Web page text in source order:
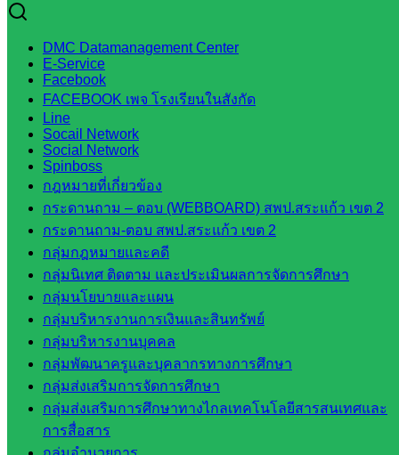
DMC Datamanagement Center
E-Service
Facebook
FACEBOOK เพจ โรงเรียนในสังกัด
Line
Socail Network
Social Network
Spinboss
กฎหมายที่เกี่ยวข้อง
กระดานถาม – ตอบ (WEBBOARD) สพป.สระแก้ว เขต 2
กระดานถาม-ตอบ สพป.สระแก้ว เขต 2
กลุ่มกฎหมายและคดี
กลุ่มนิเทศ ติดตาม และประเมินผลการจัดการศึกษา
กลุ่มนโยบายและแผน
กลุ่มบริหารงานการเงินและสินทรัพย์
กลุ่มบริหารงานบุคคล
กลุ่มพัฒนาครูและบุคลากรทางการศึกษา
กลุ่มส่งเสริมการจัดการศึกษา
กลุ่มส่งเสริมการศึกษาทางไกลเทคโนโลยีสารสนเทศและ
การสื่อสาร
ในจังหวัด
สระแก้ว
จังหวัด
สระแก้ว
องค์การ
บริหาร
ส่วน
จังหวัด
สระแก้ว
ศึกษาธิการ
จังหวัด
สระแก้ว
สำนักงาน
ส.ก.ส.ค.
จังหวัด
สระแก้ว